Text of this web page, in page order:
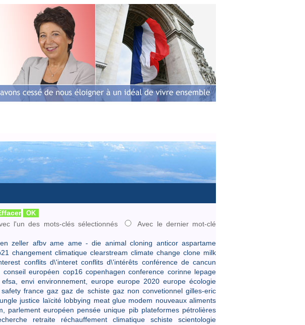
l'un des mots-clés sélectionnés
Avec le dernier mot-clé
zeller afbv ame ame - die animal cloning anticor aspartame
changement climatique clearstream climate change clone milk
conflits d\'interet conflits d\'intérêts conférence de cancun
conseil européen cop16 copenhagen conference corinne lepage
efsa, envi environnement, europe europe 2020 europe écologie
france gaz gaz de schiste gaz non convetionnel gilles-eric
justice laïcité lobbying meat glue modem nouveaux aliments
parlement européen pensée unique pib plateformes pétrolières
retraite réchauffement climatique schiste
scientologie